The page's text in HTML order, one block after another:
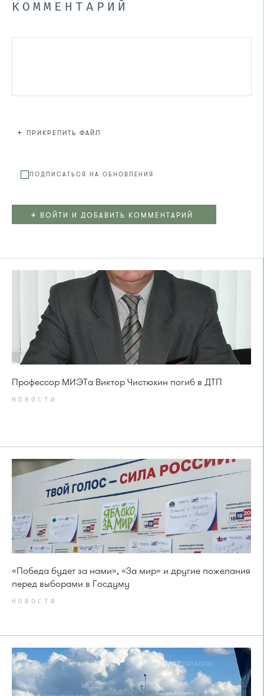
КОММЕНТАРИЙ
+ ПРИКРЕПИТЬ ФАЙЛ
ПОДПИСАТЬСЯ НА ОБНОВЛЕНИЯ
+ ВОЙТИ И ДОБАВИТЬ КОММЕНТАРИЙ
Профессор МИЭТа Виктор Чистюхин погиб в ДТП
НОВОСТИ
«Победа будет за нами», «За мир» и другие пожелания
перед выборами в Госдуму
НОВОСТИ